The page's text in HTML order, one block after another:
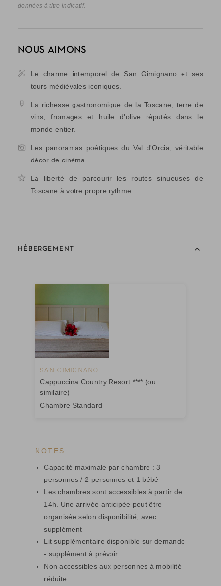
données à titre indicatif.
NOUS AIMONS
Le charme intemporel de San Gimignano et ses
tours médiévales iconiques.
La richesse gastronomique de la Toscane, terre de
vins, fromages et huile d'olive réputés dans le
monde entier.
Les panoramas poétiques du Val d'Orcia, véritable
décor de cinéma.
La liberté de parcourir les routes sinueuses de
Toscane à votre propre rythme.
HÉBERGEMENT
SAN GIMIGNANO
Cappuccina Country Resort **** (ou
similaire)
Chambre Standard
NOTES
Capacité maximale par chambre : 3
personnes / 2 personnes et 1 bébé
Les chambres sont accessibles à partir de
14h. Une arrivée anticipée peut être
organisée selon disponibilité, avec
supplément
Lit supplémentaire disponible sur demande
- supplément à prévoir
Non accessibles aux personnes à mobilité
réduite